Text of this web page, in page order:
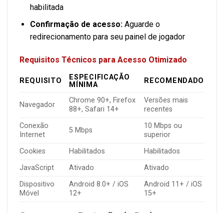
habilitada
Confirmação de acesso:Aguarde o
redirecionamento para seu painel de jogador
Requisitos Técnicos para Acesso Otimizado
REQUISITO
ESPECIFICAÇÃO
MÍNIMA
RECOMENDADO
Navegador
Chrome 90+, Firefox
88+, Safari 14+
Versões mais
recentes
Conexão
Internet
5 Mbps
10 Mbps ou
superior
Cookies
Habilitados
Habilitados
JavaScript
Ativado
Ativado
Dispositivo
Móvel
Android 8.0+ / iOS
12+
Android 11+ / iOS
15+